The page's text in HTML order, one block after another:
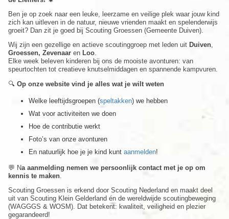
Ben je op zoek naar een leuke, leerzame en veilige plek waar jouw kind
zich kan uitleven in de natuur, nieuwe vrienden maakt en spelenderwijs
groeit? Dan zit je goed bij Scouting Groessen (Gemeente Duiven).
Wij zijn een gezellige en actieve scoutinggroep met leden uit Duiven,
Groessen, Zevenaar en Loo.
Elke week beleven kinderen bij ons de mooiste avonturen: van
speurtochten tot creatieve knutselmiddagen en spannende kampvuren.
🔍 Op onze website vind je alles wat je wilt weten
Welke leeftijdsgroepen (speltakken) we hebben
Wat voor activiteiten we doen
Hoe de contributie werkt
Foto’s van onze avonturen
En natuurlijk hoe je je kind kunt aanmelden!
💬 Na aanmelding nemen we persoonlijk contact met je op om
kennis te maken
Scouting Groessen is erkend door Scouting Nederland en maakt deel
uit van Scouting Klein Gelderland én de wereldwijde scoutingbeweging
(WAGGGS & WOSM). Dat betekent: kwaliteit, veiligheid en plezier
gegarandeerd!